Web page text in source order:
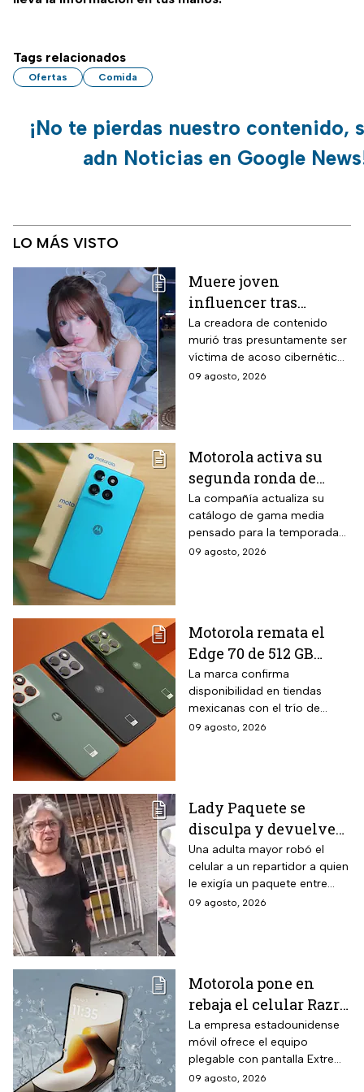
Tags relacionados
Ofertas Comida
¡No te pierdas nuestro contenido,
adn Noticias en Google
LO MÁS VISTO
Muere joven
influencer tras
polémica por
ENHYPEN; investigan
ciberacoso
La creadora de contenido
murió tras presuntamente ser
víctima de acoso cibernético
tras un malentendido en un
09 agosto, 2026
Motorola activa su
segunda ronda de
descuentos para el
regreso a clases: el
Moto G67 baja $2,000
pesos y la promoción
La compañía actualiza su
catálogo de gama media
pensado para la temporada
escolar con un equipo de
09 agosto, 2026
Motorola remata el
Edge 70 de 512 GB
ultradelgado con tres
cámaras de 50 MP y
$2,000 pesos de
descuento en hasta 18
La marca confirma
disponibilidad en tiendas
mexicanas con el trío de
lentes de alta resolución que
09 agosto, 2026
Lady Paquete se
disculpa y devuelve
celular que robó a
repartidor en
Coacalco: “Tuvo un
arranque”
Una adulta mayor robó el
celular a un repartidor a quien
le exigía un paquete entre
gritos y reclamos.
09 agosto, 2026
Motorola pone en
rebaja el celular Razr
70 plegable de 256 GB
con 16% de descuento
y hasta 18 MSI
La empresa estadounidense
móvil ofrece el equipo
plegable con pantalla Extreme
AMOLED y cámaras de 50 MP
09 agosto, 2026